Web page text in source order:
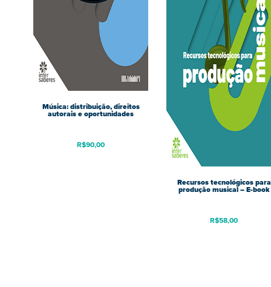
Música: distribuição, direitos
autorais e oportunidades
R$90,00
Recursos tecnológicos para
produção musical – E-book
R$58,00